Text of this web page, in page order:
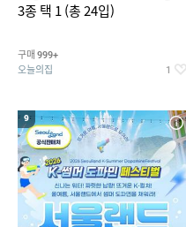
3종 택 1 (총 24입)
구매 999+
오늘의집 1
9